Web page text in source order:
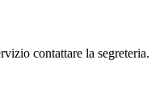
contattare la segreteria.